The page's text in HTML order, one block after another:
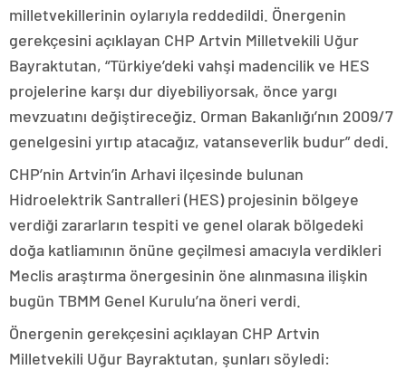
milletvekillerinin oylarıyla reddedildi. Önergenin
gerekçesini açıklayan CHP Artvin Milletvekili Uğur
Bayraktutan, “Türkiye’deki vahşi madencilik ve HES
projelerine karşı dur diyebiliyorsak, önce yargı
mevzuatını değiştireceğiz. Orman Bakanlığı’nın 2009/7
genelgesini yırtıp atacağız, vatanseverlik budur” dedi.
CHP’nin Artvin’in Arhavi ilçesinde bulunan
Hidroelektrik Santralleri (HES) projesinin bölgeye
verdiği zararların tespiti ve genel olarak bölgedeki
doğa katliamının önüne geçilmesi amacıyla verdikleri
Meclis araştırma önergesinin öne alınmasına ilişkin
bugün TBMM Genel Kurulu’na öneri verdi.
Önergenin gerekçesini açıklayan CHP Artvin
Milletvekili Uğur Bayraktutan, şunları söyledi: